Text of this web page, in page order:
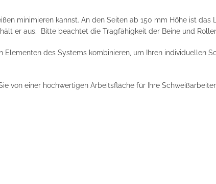
minimieren kannst. An den Seiten ab 150 mm Höhe ist
er aus. Bitte beachtet die Tragfähigkeit der Beine und
des Systems kombinieren, um Ihren individuellen
von einer hochwertigen Arbeitsfläche für Ihre